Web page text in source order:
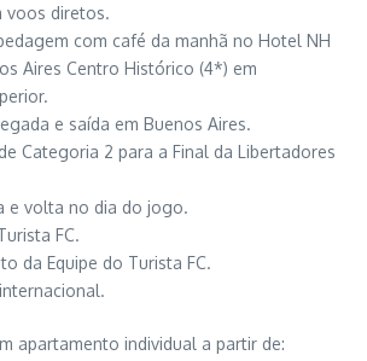
voos diretos.
com café da manhã no Hotel NH
Aires Centro Histórico (4*) em
e saída em Buenos Aires.
Categoria 2 para a Final da Libertadores
e volta no dia do jogo.
FC.
da Equipe do Turista FC.
apartamento individual a partir de: